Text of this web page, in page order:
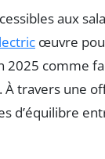
aux
œuvre
2025 comme
travers une
d’équilibre